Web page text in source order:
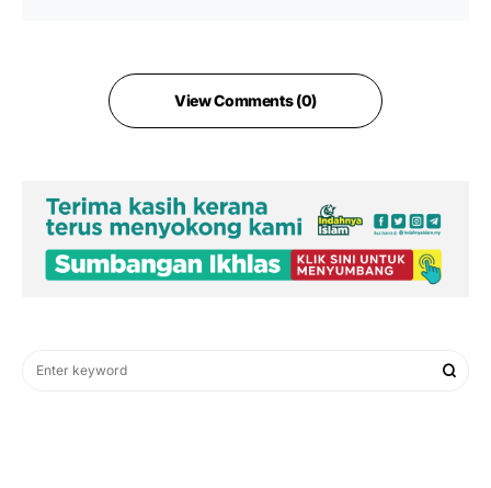
View Comments (0)